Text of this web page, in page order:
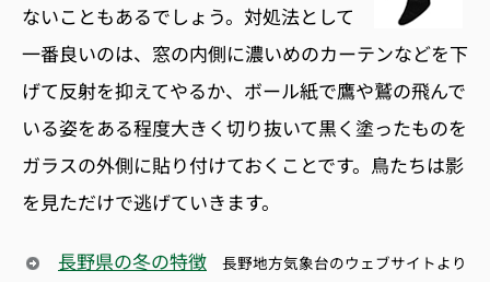
ないこともあるでしょう。対処法として
一番良いのは、窓の内側に濃いめのカーテンなどを下
げて反射を抑えてやるか、ボール紙で鷹や鷲の飛んで
いる姿をある程度大きく切り抜いて黒く塗ったものを
ガラスの外側に貼り付けておくことです。鳥たちは影
を見ただけで逃げていきます。
長野県の冬の特徴 長野地方気象台のウェブサイトより